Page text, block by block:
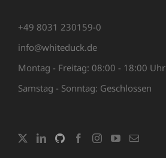
+49 8031 230159-0
info@whiteduck.de
Montag - Freitag: 08:00 - 18:00 Uhr
Samstag - Sonntag: Geschlossen